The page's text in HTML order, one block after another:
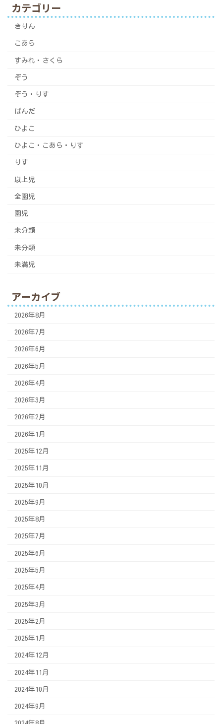
カテゴリー
きりん
こあら
すみれ・さくら
ぞう
ぞう・りす
ぱんだ
ひよこ
ひよこ・こあら・りす
りす
以上児
全園児
園児
未分類
未分類
未満児
アーカイブ
2026年8月
2026年7月
2026年6月
2026年5月
2026年4月
2026年3月
2026年2月
2026年1月
2025年12月
2025年11月
2025年10月
2025年9月
2025年8月
2025年7月
2025年6月
2025年5月
2025年4月
2025年3月
2025年2月
2025年1月
2024年12月
2024年11月
2024年10月
2024年9月